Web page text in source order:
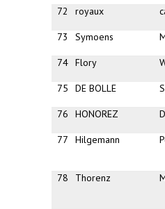
72 royaux
73 Symoens
74 Flory
75 DE BOLLE
76 HONOREZ
77 Hilgemann
78 Thorenz